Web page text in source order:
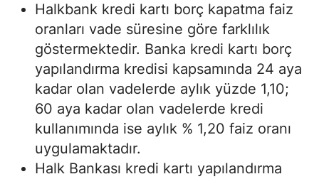
Halkbank kredi kartı borç kapatma faiz
oranları vade süresine göre farklılık
göstermektedir. Banka kredi kartı borç
yapılandırma kredisi kapsamında 24 aya
kadar olan vadelerde aylık yüzde 1,10;
60 aya kadar olan vadelerde kredi
kullanımında ise aylık % 1,20 faiz oranı
uygulamaktadır.
Halk Bankası kredi kartı yapılandırma